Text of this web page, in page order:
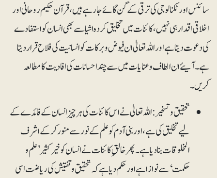
سائنس اور ٹکنالوجی کی ترقی کے گن گائے جارہے ہیں، قرآن حکیم روحانی اور
اخلاقی اقدار ہی نہیں، کائنات میں تخلیق کردہ اشیا سے بھی انسان کو استفادے
کی دعوت دیتا ہے اور اللہ تعالیٰ ان فیوض و برکات کو انسانیت کی فلاح قرار دیتا
ہے۔ آیئے ان الطاف و عنایات میں سے چند احسانات کی افادیت کا مطالعہ
کریں۔
تحقیق و تسخیر: اللہ تعالیٰ نے اس کائنات کی ہر چیز انسان کے فائدے کے
لیے تخلیق کی ہے،اور بنی آدم کو علم کے نور سے منور کر کے اشرف
المخلوقات بنا دیا ہے۔ پھر خالقِ کائنات نے انسان کو خیرکثیر ’علم و
حکمت‘ سے نوازا ہے اور حکم دیا ہے کہ تحقیق و تفتیش کی ریاضت اسی